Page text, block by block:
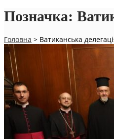
Позначка:
Головна > Ватиканська